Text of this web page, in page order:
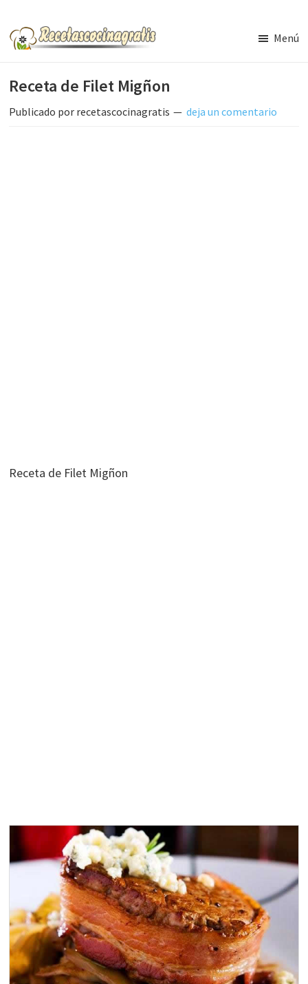
contenido
lateral
principal
Cocina
Menú
Receta de Filet Migñon
Publicado por recetascocinagratis deja un comentario
Receta de Filet Migñon